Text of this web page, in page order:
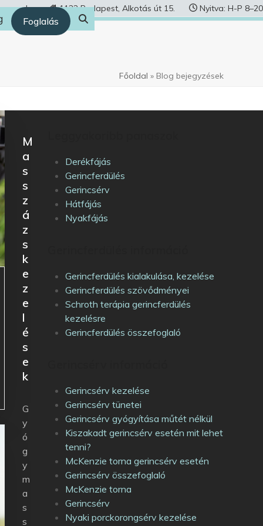
1122 Budapest, Alkotás út 15. Nyitva: H-P 8–20
Foglalás
Főoldal » Blog bejegyzések
Derékfájás
Gerincferdülés
Gerincsérv
Hátfájás
Nyakfájás
Gerincferdülés kialakulása, kezelése
Gerincferdülés szövődményei
Schroth terápia gerincferdülés
kezelésre
Gerincferdülés összefoglaló
Gerincsérv kezelése
Gerincsérv tünetei
Gerincsérv gyógyítása műtét nélkül
Kiszakadt gerincsérv esetén mit lehet
tenni?
McKenzie torna gerincsérv esetén
Gerincsérv összefoglaló
McKenzie torna
Gerincsérv
Nyaki porckorongsérv kezelése
M
a
s
s
z
á
z
s
k
e
z
e
l
é
s
e
k
G
y
ó
g
y
m
a
s
s